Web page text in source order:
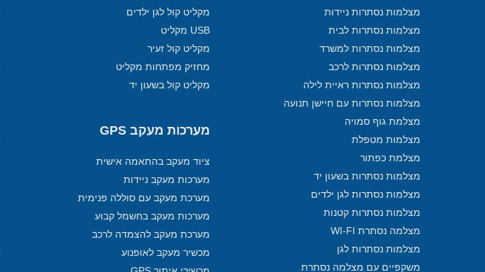
מצלמות נסתרות ניידות
מצלמות נסתרות לבית
מצלמות נסתרות למשרד
מצלמות נסתרות לרכב
מצלמות נסתרות ראיית לילה
מצלמות נסתרות עם חיישן תנועה
מצלמת גוף סמויה
מצלמות מטפלת
מצלמת כפתור
מצלמות נסתרות בשעון יד
מצלמות נסתרות לגן ילדים
מצלמות נסתרות קטנות
מצלמה נסתרת WI-FI
מצלמות נסתרות לגן
משקפיים עם מצלמה נסתרת
מקליט קול לגן ילדים
USB מקליט
מקליט קול זעיר
מחזיק מפתחות מקליט
מקליט קול בשעון יד
מערכות מעקב GPS
ציוד מעקב בהתאמה אישית
מערכות מעקב ניידות
מערכת מעקב עם סוללה פנימית
מערכות מעקב בחשמל קבוע
מערכת מעקב להצמדה לרכב
מכשיר מעקב לאופנוע